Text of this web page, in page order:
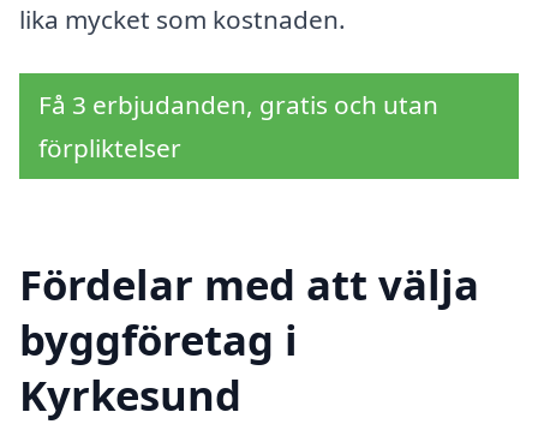
lika mycket som kostnaden.
Få 3 erbjudanden, gratis och utan
förpliktelser
Fördelar med att välja
byggföretag i
Kyrkesund